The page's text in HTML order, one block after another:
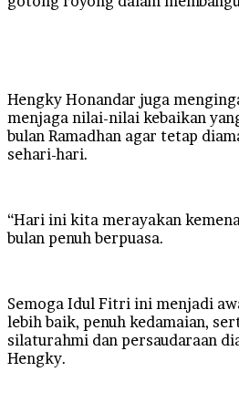
Hengky Honandar juga
menjaga nilai-nilai kebaikan
bulan Ramadhan agar tetap
sehari-hari.
“Hari ini kita merayakan
bulan penuh berpuasa.
Semoga Idul Fitri ini menjadi
lebih baik, penuh kedamaian,
silaturahmi dan persaudaraan
Hengky.